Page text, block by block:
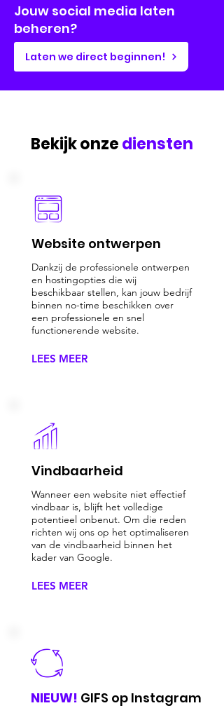
Jouw social media laten
beheren?
Laten we direct beginnen!
Bekijk onzediensten
Website ontwerpen
Dankzij de professionele ontwerpen
en hostingopties die wij
beschikbaar stellen, kan jouw bedrijf
binnen no-time beschikken over
een professionele en snel
functionerende website.
LEES MEER
Vindbaarheid
Wanneer een website niet effectief
vindbaar is, blijft het volledige
potentieel onbenut. Om die reden
richten wij ons op het optimaliseren
van de vindbaarheid binnen het
kader van Google.
LEES MEER
NIEUW! GIFS op Instagram